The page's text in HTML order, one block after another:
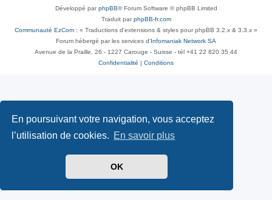
En poursuivant votre navigation, vous acceptez
l’utilisation de cookies. En savoir plus
OK
Développé parphpBB® Forum Software © phpBB Limited
Traduit parphpBB-fr.com
Communauté EzCom : « Traductions d'extensions & styles pour phpBB 3.2.x & 3.3.x »
Forum hébergé par les services d’ Infomaniak Network SA
Avenue de la Praille, 26 - 1227 Carouge - Suisse - tél +41 22 820 35 44
Confidentialité
Conditions